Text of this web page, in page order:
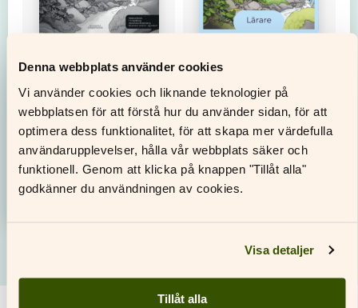
Denna webbplats använder cookies
Vi använder cookies och liknande teknologier på
webbplatsen för att förstå hur du använder sidan, för att
optimera dess funktionalitet, för att skapa mer värdefulla
användarupplevelser, hålla vår webbplats säker och
funktionell. Genom att klicka på knappen "Tillåt alla"
godkänner du användningen av cookies.
Visa detaljer
Tillåt alla
Glänta 3 Arbetsbok
Bekanta dig
med titeln
Glänta 3 Digitalt
lärarmaterial
Bekanta dig
med titeln